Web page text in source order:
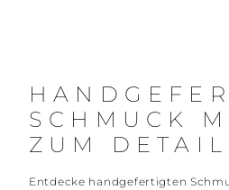
SCHMUCK
ZUM DETAIL
Entdecke handgefertigten